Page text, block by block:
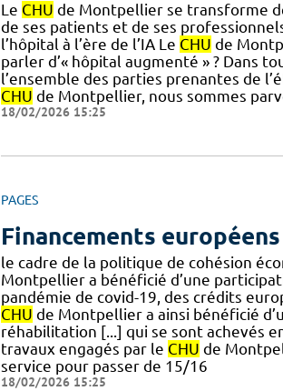
Le CHU de Montpellier se transforme
de ses patients et de ses
l’hôpital à l’ère de l’IA Le CHU de
parler d’« hôpital augmenté » ? Dans
l’ensemble des parties prenantes de
CHU de Montpellier, nous sommes
18/02/2026 15:25
PAGES
Financements européens
le cadre de la politique de cohésion
Montpellier a bénéficié d’une
pandémie de covid-19, des crédits
CHU de Montpellier a ainsi bénéficié
réhabilitation [...] qui se sont achevés
travaux engagés par le CHU de
service pour passer de 15/16
18/02/2026 15:25